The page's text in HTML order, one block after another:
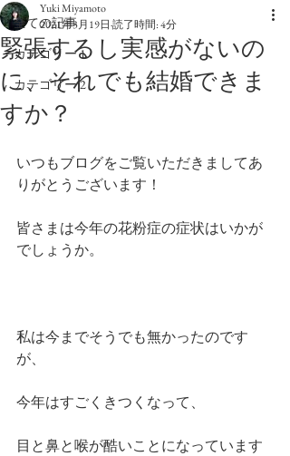
全ての記事
カテゴリー 1
カテゴリー 2
緊張するし実感がないの
に、それでも結婚できま
すか？
Yuki Miyamoto
2021年3月19日 読了時間: 4分
いつもブログをご覧いただきましてあ
りがとうございます！
皆さまは今年の花粉症の症状はいかが
でしょうか。
私は今までそうでも無かったのです
が、
今年はすごくきつくなって、
目と鼻と喉が酷いことになっています